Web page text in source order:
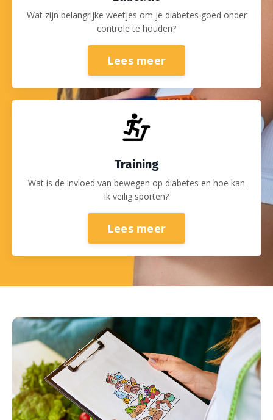
Wat zijn belangrijke weetjes om je diabetes goed onder
controle te houden?
Lees meer
Training
Wat is de invloed van bewegen op diabetes en hoe kan
ik veilig sporten?
Lees meer